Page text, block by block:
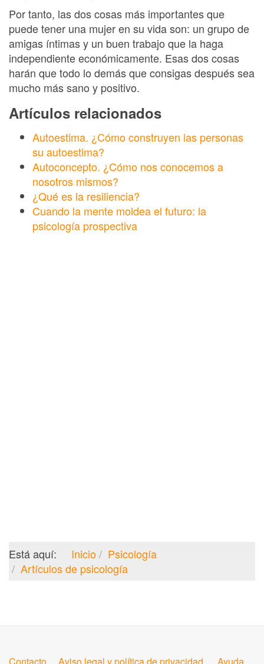
Por tanto, las dos cosas más importantes que
puede tener una mujer en su vida son: un grupo de
amigas íntimas y un buen trabajo que la haga
independiente económicamente. Esas dos cosas
harán que todo lo demás que consigas después sea
mucho más sano y positivo.
Artículos relacionados
Autoestima. ¿Cómo construyen las personas
su autoestima?
Autoconcepto. ¿Cómo nos conocemos a
nosotros mismos?
¿Qué es la resiliencia?
Cuando la mente moldea el futuro: la
psicología prospectiva
Está aquí: Inicio
Psicología
Artículos de psicología